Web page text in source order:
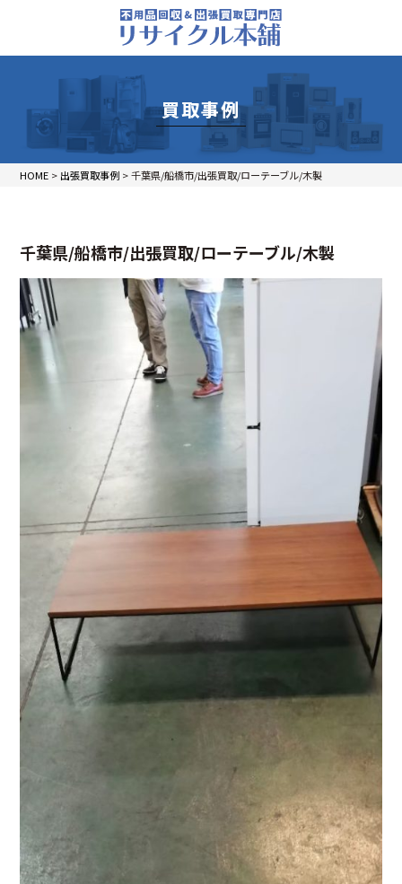
買取事例
HOME > 出張買取事例 >千葉県/船橋市/出張買取/ローテーブル/木製
千葉県/船橋市/出張買取/ローテーブル/木製